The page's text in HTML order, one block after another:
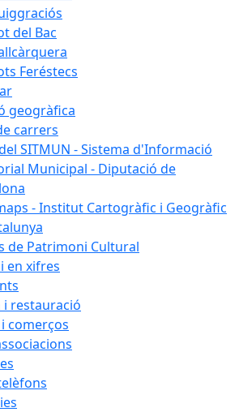
del Bac
Feréstecs
geogràfica
carrers
SITMUN - Sistema d'Informació
Municipal - Diputació de
- Institut Cartogràfic i Geogràfic
de Patrimoni Cultural
en xifres
i restauració
comerços